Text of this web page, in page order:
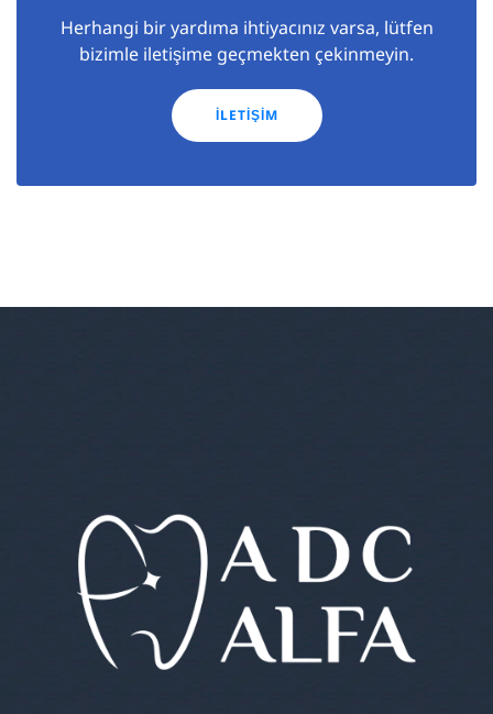
Herhangi bir yardıma ihtiyacınız varsa, lütfen
bizimle iletişime geçmekten çekinmeyin.
İLETIŞIM